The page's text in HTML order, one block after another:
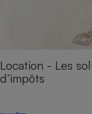
Location - Les
d’impôts